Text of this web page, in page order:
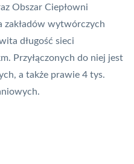
Obszar Ciepłowni
zakładów wytwórczych
długość sieci
Przyłączonych do niej jest
a także prawie 4 tys.